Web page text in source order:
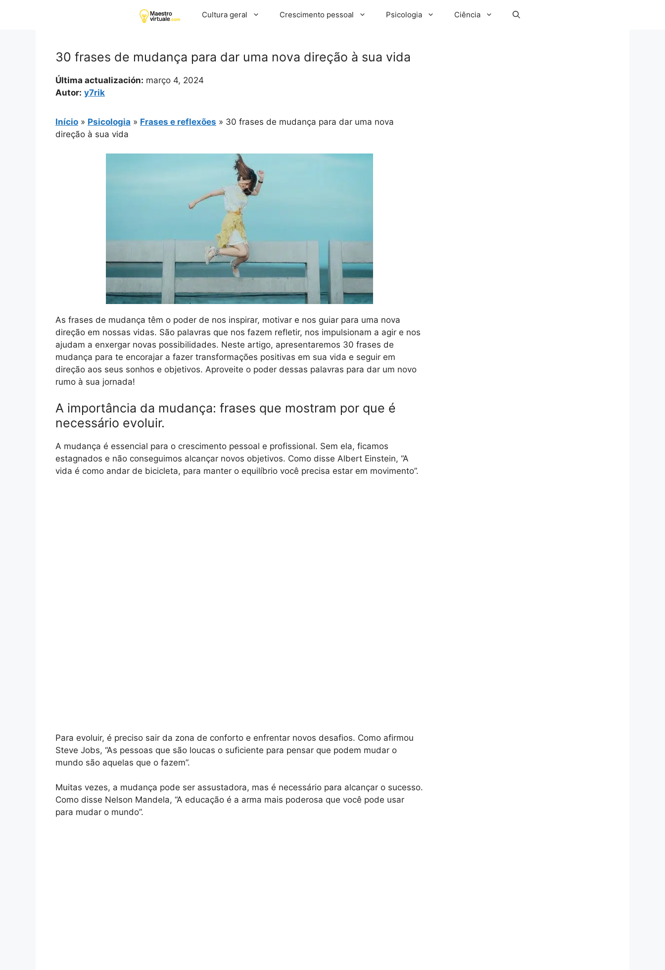
Cultura geral Crescimento pessoal Psicologia Ciência
30 frases de mudança para dar uma nova direção à sua vida
Última actualización: março 4, 2024
Autor: y7rik
Início » Psicologia » Frases e reflexões » 30 frases de mudança para dar uma nova
direção à sua vida
As frases de mudança têm o poder de nos inspirar, motivar e nos guiar para uma nova
direção em nossas vidas. São palavras que nos fazem refletir, nos impulsionam a agir e nos
ajudam a enxergar novas possibilidades. Neste artigo, apresentaremos 30 frases de
mudança para te encorajar a fazer transformações positivas em sua vida e seguir em
direção aos seus sonhos e objetivos. Aproveite o poder dessas palavras para dar um novo
rumo à sua jornada!
A importância da mudança: frases que mostram por que é
necessário evoluir.
A mudança é essencial para o crescimento pessoal e profissional. Sem ela, ficamos
estagnados e não conseguimos alcançar novos objetivos. Como disse Albert Einstein, “A
vida é como andar de bicicleta, para manter o equilíbrio você precisa estar em movimento”.
Para evoluir, é preciso sair da zona de conforto e enfrentar novos desafios. Como afirmou
Steve Jobs, “As pessoas que são loucas o suficiente para pensar que podem mudar o
mundo são aquelas que o fazem”.
Muitas vezes, a mudança pode ser assustadora, mas é necessário para alcançar o sucesso.
Como disse Nelson Mandela, “A educação é a arma mais poderosa que você pode usar
para mudar o mundo”.